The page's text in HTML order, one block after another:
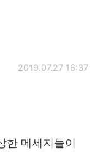
Обмена
2019.07.27 16:37
한 메세지들이